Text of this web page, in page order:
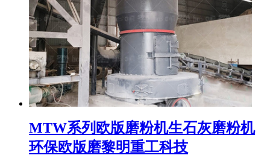
MTW系列欧版磨粉机生石灰磨粉机
环保欧版磨黎明重工科技